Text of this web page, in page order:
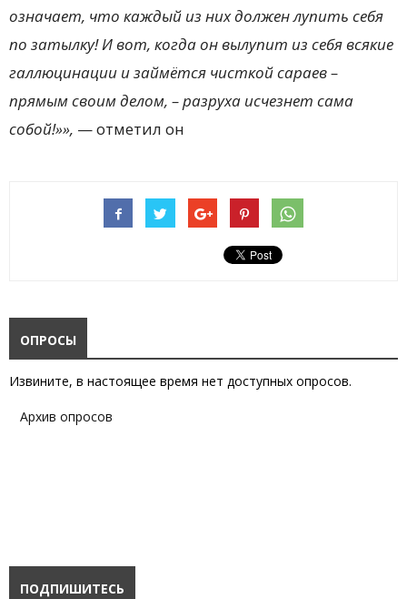
означает, что каждый из них должен лупить себя
по затылку! И вот, когда он вылупит из себя всякие
галлюцинации и займётся чисткой сараев –
прямым своим делом, – разруха исчезнет сама
собой!»», — отметил он
ОПРОСЫ
Извините, в настоящее время нет доступных опросов.
Архив опросов
ПОДПИШИТЕСЬ